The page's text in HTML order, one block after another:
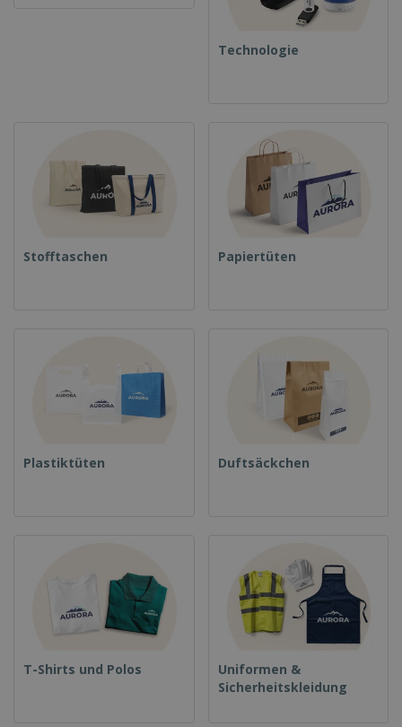
Technologie
Stofftaschen Papiertüten
Plastiktüten Duftsäckchen
T-Shirts und Polos
Uniformen &
Sicherheitskleidung